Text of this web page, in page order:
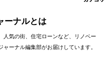
ーナルとは
人気の街、住宅ローンなど、リノベー
ーナル編集部がお届けしています。